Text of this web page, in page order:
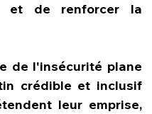
et de renforcer la
de l'insécurité plane
crédible et inclusif
leur emprise,